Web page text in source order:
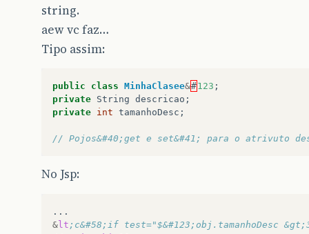
string.
aew vc faz…
Tipo assim:
public class MinhaClasee&#123 ;
private String descricao ;
private int tamanhoDesc ;
// Pojos&#40;get e set&#41; para o atrivuto
No Jsp:
& lt ;c&#58;if test="$&#123;obj.tamanhoDesc